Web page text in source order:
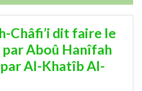
Châfi’i dit faire le
Aboû Hanîfah
Al-Khatîb Al-